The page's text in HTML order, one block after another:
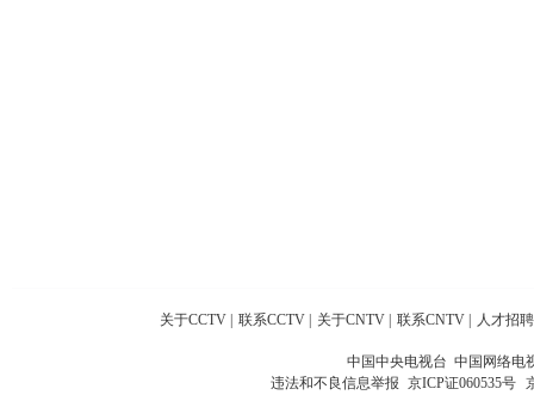
关于CCTV 联系CCTV 关于CNTV 联系CNTV 人才招聘
中国中央电视台 中国网络电
违法和不良信息举报 京ICP证060535号